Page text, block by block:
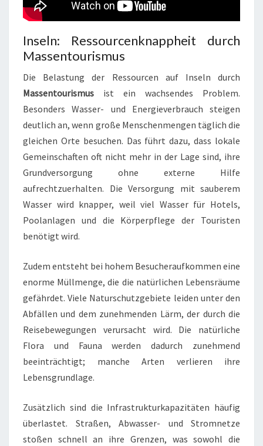
Inseln: Ressourcenknappheit durch
Massentourismus
Die Belastung der Ressourcen auf Inseln durch
Massentourismus ist ein wachsendes Problem.
Besonders Wasser- und Energieverbrauch steigen
deutlich an, wenn große Menschenmengen täglich die
gleichen Orte besuchen. Das führt dazu, dass lokale
Gemeinschaften oft nicht mehr in der Lage sind, ihre
Grundversorgung ohne externe Hilfe
aufrechtzuerhalten. Die Versorgung mit sauberem
Wasser wird knapper, weil viel Wasser für Hotels,
Poolanlagen und die Körperpflege der Touristen
benötigt wird.
Zudem entsteht bei hohem Besucheraufkommen eine
enorme Müllmenge, die die natürlichen Lebensräume
gefährdet. Viele Naturschutzgebiete leiden unter den
Abfällen und dem zunehmenden Lärm, der durch die
Reisebewegungen verursacht wird. Die natürliche
Flora und Fauna werden dadurch zunehmend
beeinträchtigt; manche Arten verlieren ihre
Lebensgrundlage.
Zusätzlich sind die Infrastrukturkapazitäten häufig
überlastet. Straßen, Abwasser- und Stromnetze
stoßen schnell an ihre Grenzen, was sowohl die